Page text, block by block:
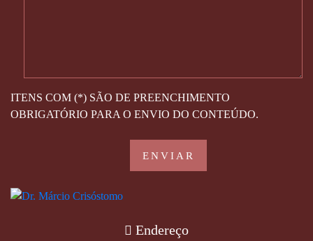
ITENS COM (*) SÃO DE PREENCHIMENTO
OBRIGATÓRIO PARA O ENVIO DO CONTEÚDO.
Endereço